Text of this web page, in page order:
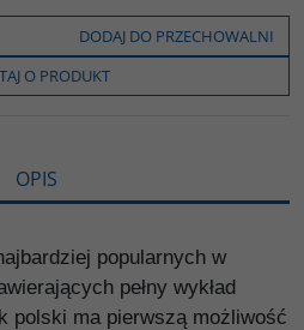
z
e
l
s
DODAJ DO PRZECHOWALNI
O PRODUKT
OPIS
popularnych w
pełny wykład
polski ma pierwszą możliwość